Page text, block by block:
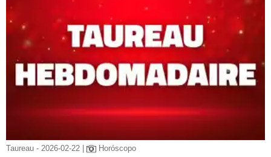
Taureau - 2026-02-22 | Horóscopo